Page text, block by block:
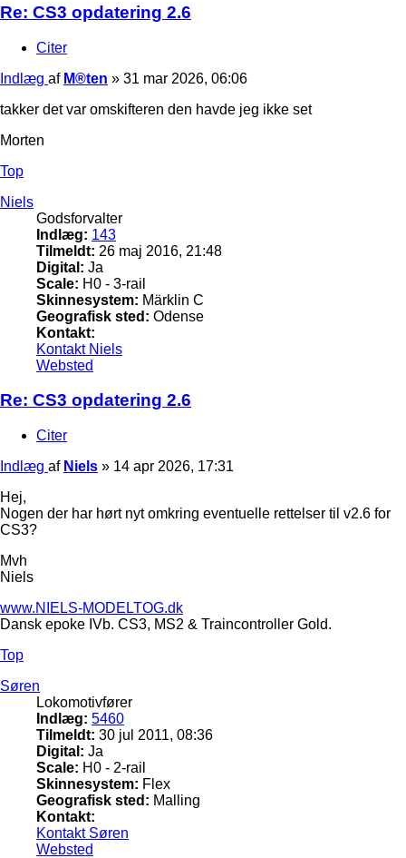
Re: CS3 opdatering 2.6
Citer
Indlæg af M®ten » 31 mar 2026, 06:06
takker det var omskifteren den havde jeg ikke set
Morten
Top
Niels
Godsforvalter
Indlæg: 143
Tilmeldt: 26 maj 2016, 21:48
Digital: Ja
Scale: H0 - 3-rail
Skinnesystem: Märklin C
Geografisk sted: Odense
Kontakt:
Kontakt Niels
Websted
Re: CS3 opdatering 2.6
Citer
Indlæg af Niels » 14 apr 2026, 17:31
Hej,
Nogen der har hørt nyt omkring eventuelle rettelser til v2.6 for
CS3?
Mvh
Niels
www.NIELS-MODELTOG.dk
Dansk epoke IVb. CS3, MS2 & Traincontroller Gold.
Top
Søren
Lokomotivfører
Indlæg: 5460
Tilmeldt: 30 jul 2011, 08:36
Digital: Ja
Scale: H0 - 2-rail
Skinnesystem: Flex
Geografisk sted: Malling
Kontakt:
Kontakt Søren
Websted